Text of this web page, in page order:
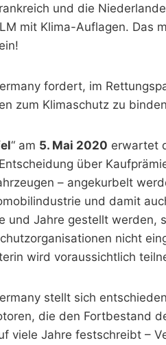
und die
mit Klima-Auflagen. Das
fordert, im
zum Klimaschutz zu
“ am 5. Mai 2020 erwartet
über
– angekurbelt
und damit
und Jahre gestellt werden,
nicht
wird voraussichtlich
stellt sich
die den Fortbestand
viele Jahre festschreibt –